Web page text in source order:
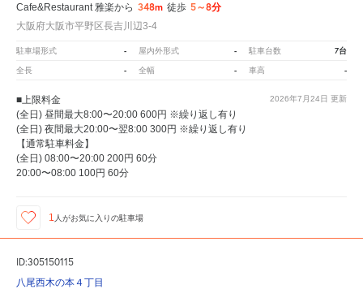
Cafe&Restaurant 雅楽から 348m 徒歩 5～8分
大阪府大阪市平野区長吉川辺3-4
駐車場形式 - 屋内外形式 - 駐車台数 7台
全長 - 全幅 - 車高 -
2026年7月24日 更新
■上限料金
(全日) 昼間最大8:00〜20:00 600円 ※繰り返し有り
(全日) 夜間最大20:00〜翌8:00 300円 ※繰り返し有り
【通常駐車料金】
(全日) 08:00〜20:00 200円 60分
20:00〜08:00 100円 60分
1 人がお気に入りの駐車場
ID:305150115
八尾西木の本４丁目